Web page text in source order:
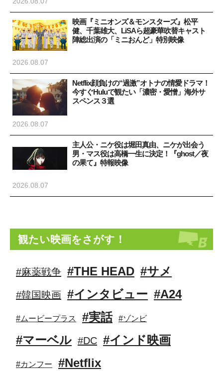
映画『ミニオンズ＆モンスターズ』松平
健、千葉雄大、LiSAら超豪華吹替キャスト
陣総出演の「ミニおんど」特別映像
2026.08.07
Netflix顔負けの“過激”オトナの情愛ドラマ！
今すぐHuluで観たい「濃密・愛憎」海外サ
スペンス３選
2026.08.07
主人公・ニケ役は堀田真由、ニケが出会う
男・マス役は高橋一生に決定！『ghost／夜
の果て』特報映像
2026.08.07
観たい映画をさがす！
#麻薬戦争 #THE HEAD #サメ
#韓国映画 #インタビュー #A24
#ムービープラス #実話 #ゾンビ
#マーベル #DC #インド映画
#カンフー #Netflix